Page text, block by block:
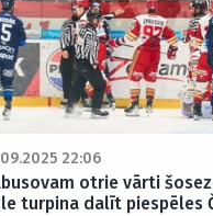
22:06
otrie vārti
turpina dalīt piespēles